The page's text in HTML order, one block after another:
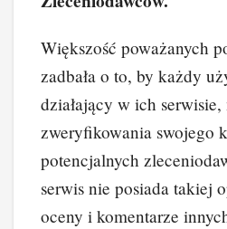
Większość poważanych
zadbała o to, by każdy
działający w ich serwisie,
zweryfikowania swojego
potencjalnych
serwis nie posiada takiej
oceny i komentarze